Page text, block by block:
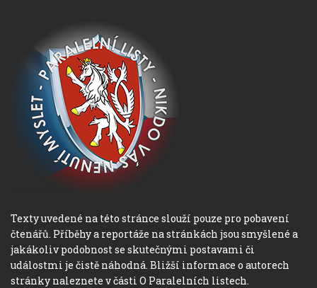
Texty uvedené na této stránce slouží pouze pro pobavení
čtenářů. Příběhy a reportáže na stránkách jsou smyšlené a
jakákoliv podobnost se skutečnými postavami či
událostmi je čistě náhodná. Bližší informace o autorech
stránky naleznete v části O Paralelních listech.